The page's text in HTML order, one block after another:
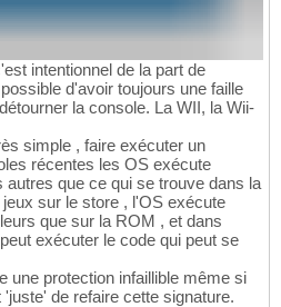
intentionnel de la part de
d'avoir toujours une faille
la console. La WII, la Wii-
simple , faire exécuter un
récentes les OS exécute
que ce qui se trouve dans la
sur le store , l'OS exécute
que sur la ROM , et dans
exécuter le code qui peut se
une protection infaillible même si
de refaire cette signature.